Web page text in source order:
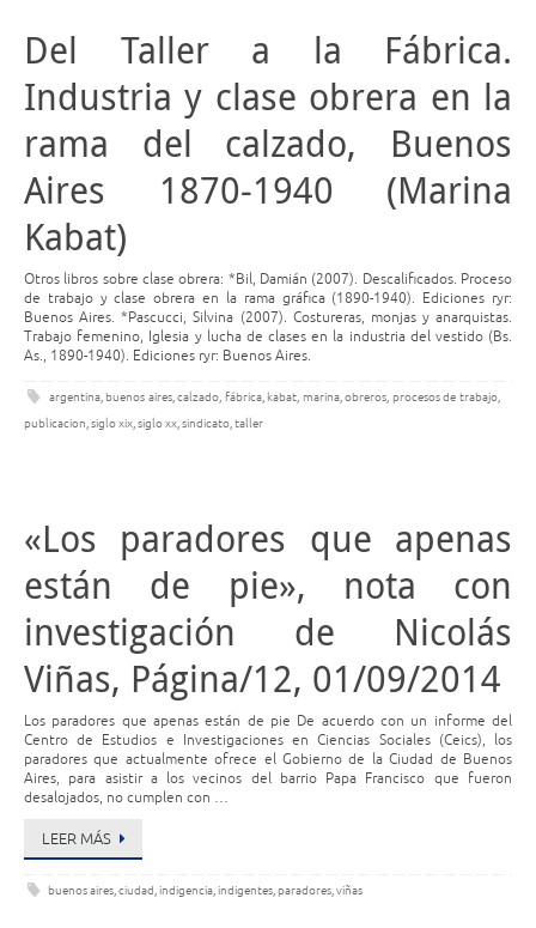
Del Taller a la Fábrica.
Industria y clase obrera en la
rama del calzado, Buenos
Aires 1870-1940 (Marina
Kabat)
Otros libros sobre clase obrera: *Bil, Damián (2007). Descalificados. Proceso
de trabajo y clase obrera en la rama gráfica (1890-1940). Ediciones ryr:
Buenos Aires. *Pascucci, Silvina (2007). Costureras, monjas y anarquistas.
Trabajo femenino, Iglesia y lucha de clases en la industria del vestido (Bs.
As., 1890-1940). Ediciones ryr: Buenos Aires.
argentina, buenos aires,calzado, fábrica, kabat, marina,obreros, procesos de trabajo,
publicacion,siglo xix,siglo xx,sindicato,taller
«Los paradores que apenas
están de pie», nota con
investigación de Nicolás
Viñas, Página/12, 01/09/2014
Los paradores que apenas están de pie De acuerdo con un informe del
Centro de Estudios e Investigaciones en Ciencias Sociales (Ceics), los
paradores que actualmente ofrece el Gobierno de la Ciudad de Buenos
Aires, para asistir a los vecinos del barrio Papa Francisco que fueron
desalojados, no cumplen con …
LEER MÁS
buenos aires,ciudad,indigencia,indigentes, paradores,viñas